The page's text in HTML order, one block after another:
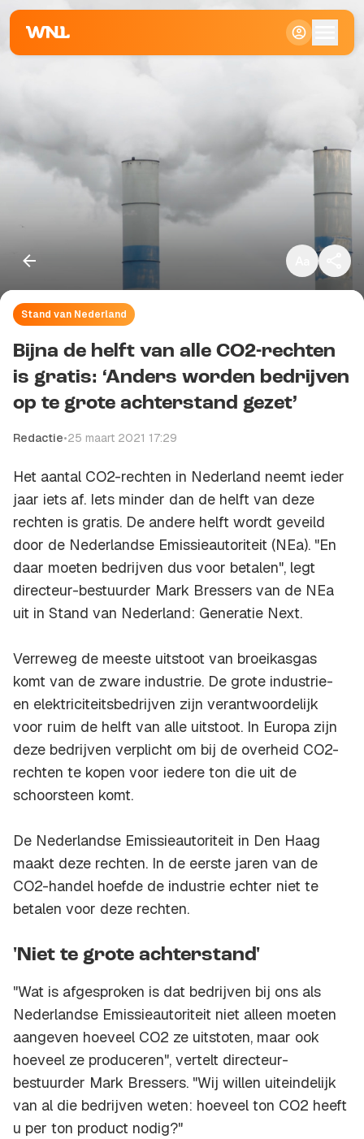
Klein
Stand van Nederland
Bijna de helft van alle CO2-rechten
is gratis: ‘Anders worden bedrijven
op te grote achterstand gezet’
Redactie•25 maart 2021 17:29
Het aantal CO2-rechten in Nederland neemt ieder
jaar iets af. Iets minder dan de helft van deze
rechten is gratis. De andere helft wordt geveild
door de Nederlandse Emissieautoriteit (NEa). "En
daar moeten bedrijven dus voor betalen", legt
directeur-bestuurder Mark Bressers van de NEa
uit in Stand van Nederland: Generatie Next.
Verreweg de meeste uitstoot van broeikasgas
komt van de zware industrie. De grote industrie-
en elektriciteitsbedrijven zijn verantwoordelijk
voor ruim de helft van alle uitstoot. In Europa zijn
deze bedrijven verplicht om bij de overheid CO2-
rechten te kopen voor iedere ton die uit de
schoorsteen komt.
De Nederlandse Emissieautoriteit in Den Haag
maakt deze rechten. In de eerste jaren van de
CO2-handel hoefde de industrie echter niet te
betalen voor deze rechten.
'Niet te grote achterstand'
"Wat is afgesproken is dat bedrijven bij ons als
Nederlandse Emissieautoriteit niet alleen moeten
aangeven hoeveel CO2 ze uitstoten, maar ook
hoeveel ze produceren", vertelt directeur-
bestuurder Mark Bressers. "Wij willen uiteindelijk
van al die bedrijven weten: hoeveel ton CO2 heeft
u per ton product nodig?"